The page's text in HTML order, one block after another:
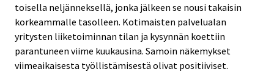
toisella neljänneksellä, jonka jälkeen se nousi takaisin
korkeammalle tasolleen. Kotimaisten palvelualan
yritysten liiketoiminnan tilan ja kysynnän koettiin
parantuneen viime kuukausina. Samoin näkemykset
viimeaikaisesta työllistämisestä olivat positiiviset.